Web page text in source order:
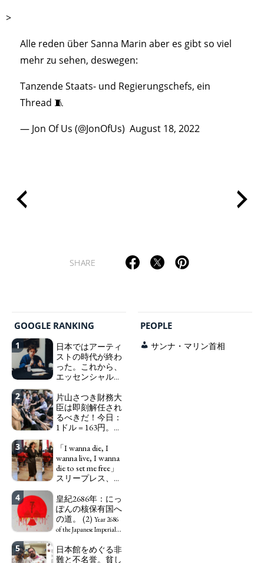
>
Alle reden über Sanna Marin aber es gibt so viel
mehr zu sehen, deswegen:
Tanzende Staats- und Regierungschefs, ein
Thread 🧵
— Jon Of Us (@JonOfUs) August 18, 2022
SHARE
GOOGLE RANKING
1
日本ではアーティ
ストの時代が終わ
った。これから、
エッセンシャルワ
ワーカー、ソーシ
ャルワーカーと同
じ、アートワーカ
ーになる。We have
word "artist" into the
word "Art Worker"
(similar to "Essential
Worker", "Sex Worker" or
2
片山さつき財務大
臣は即刻解任され
るべきだ！今日：
1ドル = 163円。に
自分の円を吸って
いる。高市早苗首
相「円安で外為特
会ホクホク」 為
Finance Minister
KATAYAMA Satsuki
should be fired
immediately! Today: 1
Japanese Have Long Been
Draining Their Own Yen.
3
「I wanna die, I
wanna live, I wanna
die to set me free」
スリープレス、セ
で、自己憐憫に浸
る日本人女性サナ
エ：道標としての
破壊。"I wanna die, I
set me free" - Sanae, a
Japanese woman who is
4
皇紀2686年：にっ
ぽんの核保有国へ
の道。 (2) Year 2686
of the Japanese Imperial
Becoming a Nuclear
Power. (2)
5
日本館をめぐる非
難と不名誉。貧し
PEOPLE
サンナ・マリン首相